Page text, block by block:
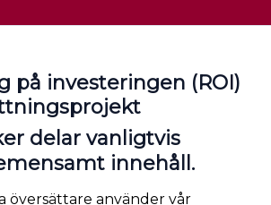
på investeringen (ROI)
delar vanligtvis
innehåll.
översättare använder vår